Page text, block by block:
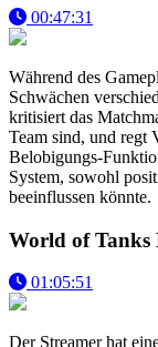
00:47:31
Während des
Schwächen
kritisiert das
Team sind, und regt
Belobigungs-
System, sowohl
beeinflussen könnte.
World of Tanks
01:05:51
Der Streamer hat